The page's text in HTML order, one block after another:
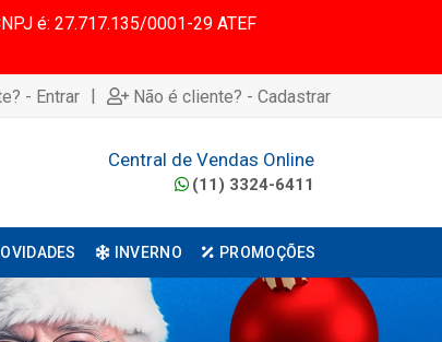
é: 27.717.135/0001-29 ATEF
- Entrar | Não é cliente? - Cadastrar
Central de Vendas Online
(11) 3324-6411
INVERNO PROMOÇÕES